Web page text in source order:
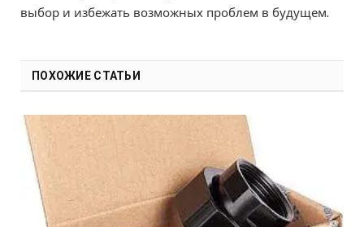
выбор и избежать возможных проблем в будущем.
ПОХОЖИЕ СТАТЬИ